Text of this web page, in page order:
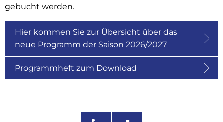
gebucht werden.
Hier kommen Sie zur Übersicht über das
neue Programm der Saison 2026/2027
Programmheft zum Download